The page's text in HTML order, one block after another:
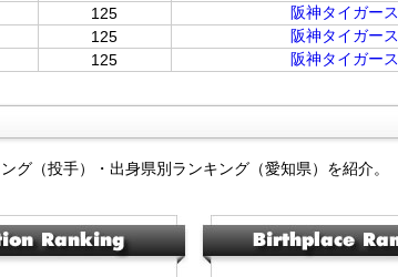
125
阪神タイガース
125
阪神タイガース
125 阪神タイガース
グ（投手）・出身県別ランキング（愛知県）を紹介。